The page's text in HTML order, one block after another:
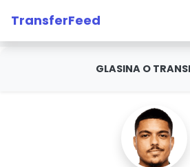
TransferFeed
GLASINA O